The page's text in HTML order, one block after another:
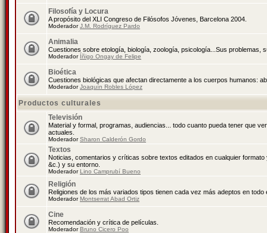
Filosofía y Locura
A propósito del XLI Congreso de Filósofos Jóvenes, Barcelona 2004.
ModeradorJ.M. Rodríguez Pardo
Animalia
Cuestiones sobre etología, biología, zoología, psicología...Sus problemas,
Moderador Íñigo Ongay de Felipe
Bioética
Cuestiones biológicas que afectan directamente a los cuerpos humanos:
ModeradorJoaquín Robles López
Productos culturales
Televisión
Material y formal, programas, audiencias... todo cuanto pueda tener que
actuales.
ModeradorSharon Calderón Gordo
Textos
Noticias, comentarios y críticas sobre textos editados en cualquier
&c.) y su entorno.
ModeradorLino Camprubí Bueno
Religión
Religiones de los más variados tipos tienen cada vez más adeptos en todo
ModeradorMontserrat Abad Ortiz
Cine
Recomendación y crítica de películas.
ModeradorBruno Cicero Poo